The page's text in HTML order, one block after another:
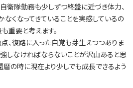
衛隊勤務も少しずつ終盤に近づき体力、
くなってきていることを実感しているの
重要と考えます。
、復路に入った自覚も芽生えつつありま
しなければならないことが沢山あると思
暦の時に現在より少しでも成長できるよう